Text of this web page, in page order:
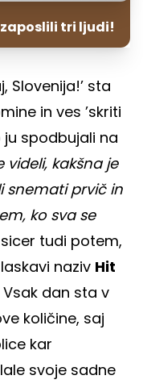
zaposlili tri ljudi!
Slovenija!’ sta
in ves ’skriti
ju spodbujali na
videli, kakšna je
snemati prvič in
ko sva se
tudi potem,
naziv Hit
dan sta v
količine, saj
kar
svoje sadne